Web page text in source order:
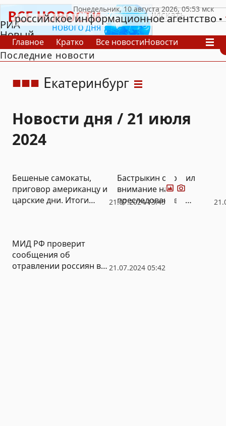
РИА
Новый
День
российское информационное агентство
Главное Кратко Все новостиНовости
В России
В мире
Последние новости
Екатеринбург
Новости дня / 21 июля
2024
21.07.2024 13:45
Бешеные самокаты,
приговор американцу и
царские дни. Итоги
ФотоВидео
Бастрыкин обратил
внимание на
преследование и
21.07.2024 05:42
МИД РФ проверит
сообщения об
отравлении россиян в